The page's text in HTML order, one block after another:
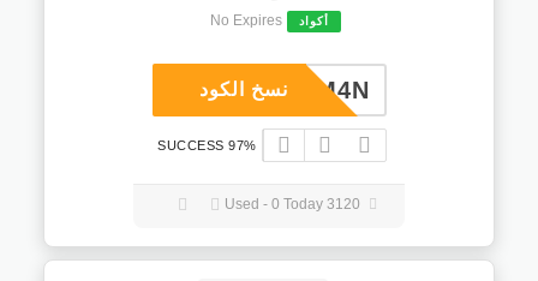
أكواد No Expires
M4N نسخ الكود
97% SUCCESS